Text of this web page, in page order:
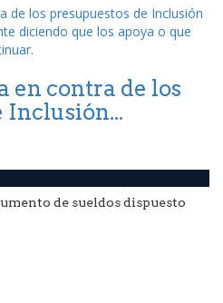
en contra de los
Inclusión...
de sueldos dispuesto